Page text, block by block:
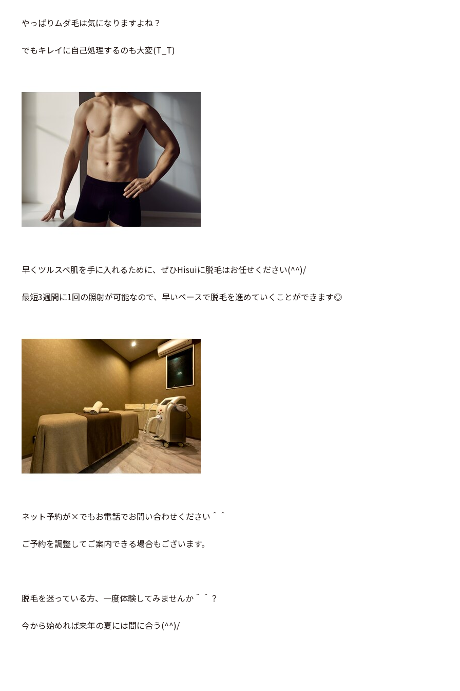
やっぱりムダ毛は気になりますよね？
でもキレイに自己処理するのも大変(T_T)
早くツルスベ肌を手に入れるために、ぜひHisuiに脱毛はお任せください(^^)/
最短3週間に1回の照射が可能なので、早いペースで脱毛を進めていくことができます◎
ネット予約が×でもお電話でお問い合わせください＾＾
ご予約を調整してご案内できる場合もございます。
脱毛を迷っている方、一度体験してみませんか＾＾？
今から始めれば来年の夏には間に合う(^^)/